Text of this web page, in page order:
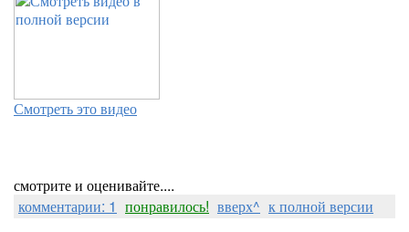
Смотреть это видео
смотрите и оценивайте....
комментарии: 1 понравилось! вверх^ к полной версии